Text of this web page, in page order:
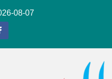
08-07